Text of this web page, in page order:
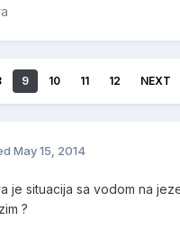
9 10 11 12 NEXT
May 15, 2014
je situacija sa vodom na
?